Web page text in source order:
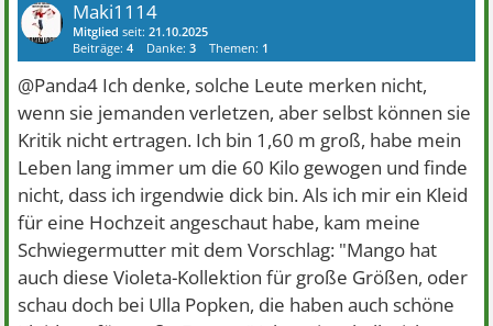
Maki1114
Mitglied seit:21.10.2025
Beiträge:4 Danke:3 Themen: 1
@Panda4 Ich denke, solche Leute merken nicht,
wenn sie jemanden verletzen, aber selbst können sie
Kritik nicht ertragen. Ich bin 1,60 m groß, habe mein
Leben lang immer um die 60 Kilo gewogen und finde
nicht, dass ich irgendwie dick bin. Als ich mir ein Kleid
für eine Hochzeit angeschaut habe, kam meine
Schwiegermutter mit dem Vorschlag: "Mango hat
auch diese Violeta-Kollektion für große Größen, oder
schau doch bei Ulla Popken, die haben auch schöne